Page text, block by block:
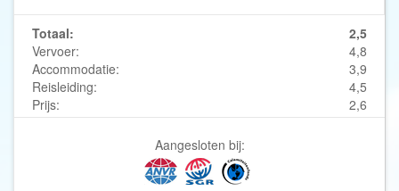
Totaal:
2,5
Vervoer:
4,8
Accommodatie:
3,9
Reisleiding:
4,5
Prijs:
2,6
Aangesloten bij: